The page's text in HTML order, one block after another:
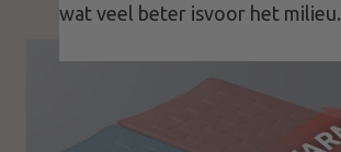
wat veel beter isvoor het milieu.